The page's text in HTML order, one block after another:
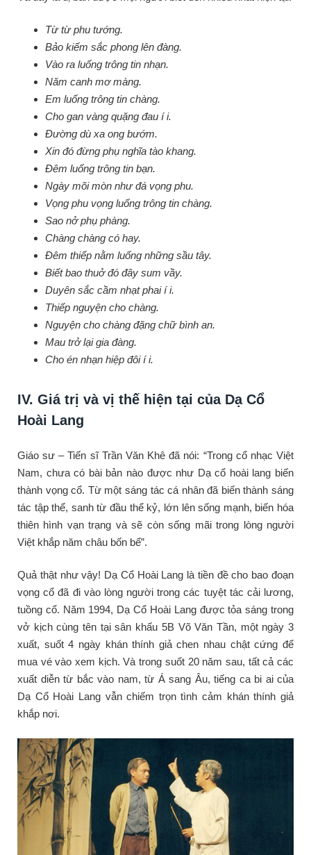
Từ từ phu tướng.
Bảo kiếm sắc phong lên đàng.
Vào ra luống trông tin nhạn.
Năm canh mơ màng.
Em luống trông tin chàng.
Cho gan vàng quặng đau í i.
Đường dù xa ong bướm.
Xin đó đừng phụ nghĩa tào khang.
Đêm luống trông tin bạn.
Ngày mõi mòn như đá vọng phu.
Vọng phu vọng luống trông tin chàng.
Sao nở phụ phàng.
Chàng chàng có hay.
Đêm thiếp nằm luống những sầu tây.
Biết bao thuở đó đây sum vầy.
Duyên sắc cầm nhạt phai í i.
Thiếp nguyện cho chàng.
Nguyện cho chàng đặng chữ bình an.
Mau trở lại gia đàng.
Cho én nhạn hiệp đôi í i.
IV. Giá trị và vị thế hiện tại của Dạ Cổ
Hoài Lang
Giáo sư – Tiến sĩ Trần Văn Khê đã nói: “Trong cổ nhạc Việt
Nam, chưa có bài bản nào được như Dạ cổ hoài lang biến
thành vọng cổ. Từ một sáng tác cá nhân đã biến thành sáng
tác tập thể, sanh từ đầu thể kỷ, lớn lên sống mạnh, biến hóa
thiên hình vạn trạng và sẽ còn sống mãi trong lòng người
Việt khắp năm châu bốn bể”.
Quả thật như vậy! Dạ Cổ Hoài Lang là tiền đề cho bao đoạn
vọng cổ đã đi vào lòng người trong các tuyệt tác cải lương,
tuồng cổ. Năm 1994, Dạ Cổ Hoài Lang được tỏa sáng trong
vở kịch cùng tên tại sân khấu 5B Võ Văn Tần, một ngày 3
xuất, suốt 4 ngày khán thính giả chen nhau chật cứng để
mua vé vào xem kịch. Và trong suốt 20 năm sau, tất cả các
xuất diễn từ bắc vào nam, từ Á sang Âu, tiếng ca bi ai của
Dạ Cổ Hoài Lang vẫn chiếm trọn tình cảm khán thính giả
khắp nơi.